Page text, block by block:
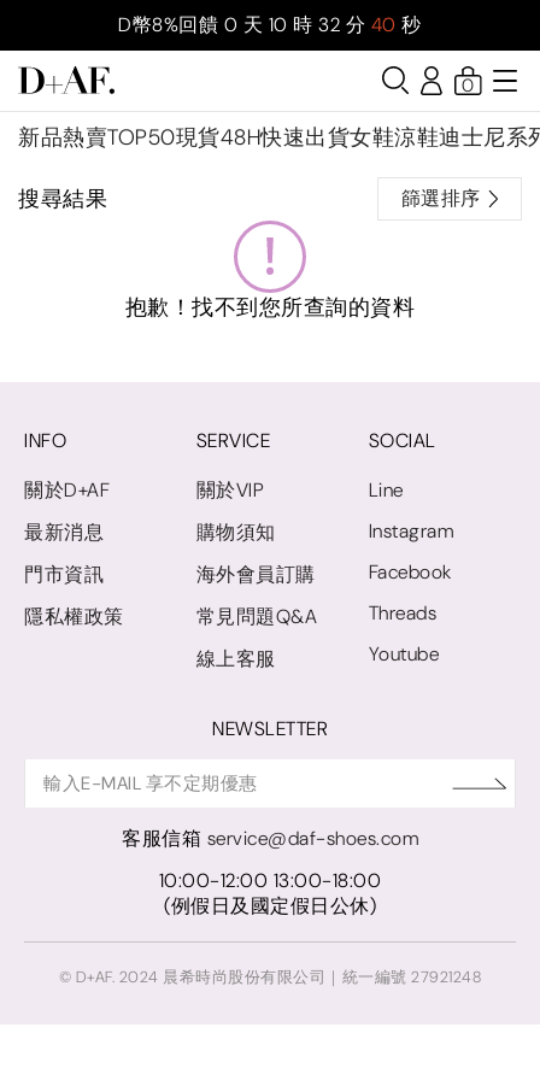
D幣8%回饋 0 天 10 時 32 分 40 秒
新品熱賣TOP50現貨48H快速出貨女鞋涼鞋迪士尼系
0
搜尋結果 篩選排序
抱歉！找不到您所查詢的資料
INFO
關於D+AF
最新消息
門市資訊
隱私權政策
SERVICE
關於VIP
購物須知
海外會員訂購
常見問題Q&A
線上客服
SOCIAL
Line
Instagram
Facebook
Threads
Youtube
NEWSLETTER
客服信箱 service@daf-shoes.com
10:00-12:00 13:00-18:00
(例假日及國定假日公休)
© D+AF. 2024 晨希時尚股份有限公司｜統一編號 27921248